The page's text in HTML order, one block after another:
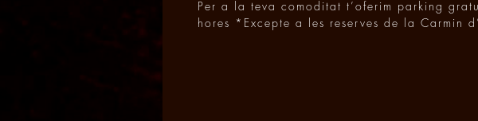
Per a la teva comoditat t’oferim parking
hores *Excepte a les reserves de la Carmin